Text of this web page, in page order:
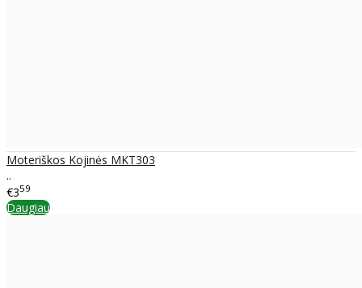
Moteriškos Kojinės MKT303
..
€359
Daugiau